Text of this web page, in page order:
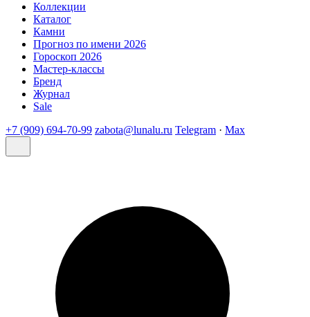
Коллекции
Каталог
Камни
Прогноз по имени 2026
Гороскоп 2026
Мастер-классы
Бренд
Журнал
Sale
+7 (909) 694-70-99 zabota@lunalu.ru Telegram · Max